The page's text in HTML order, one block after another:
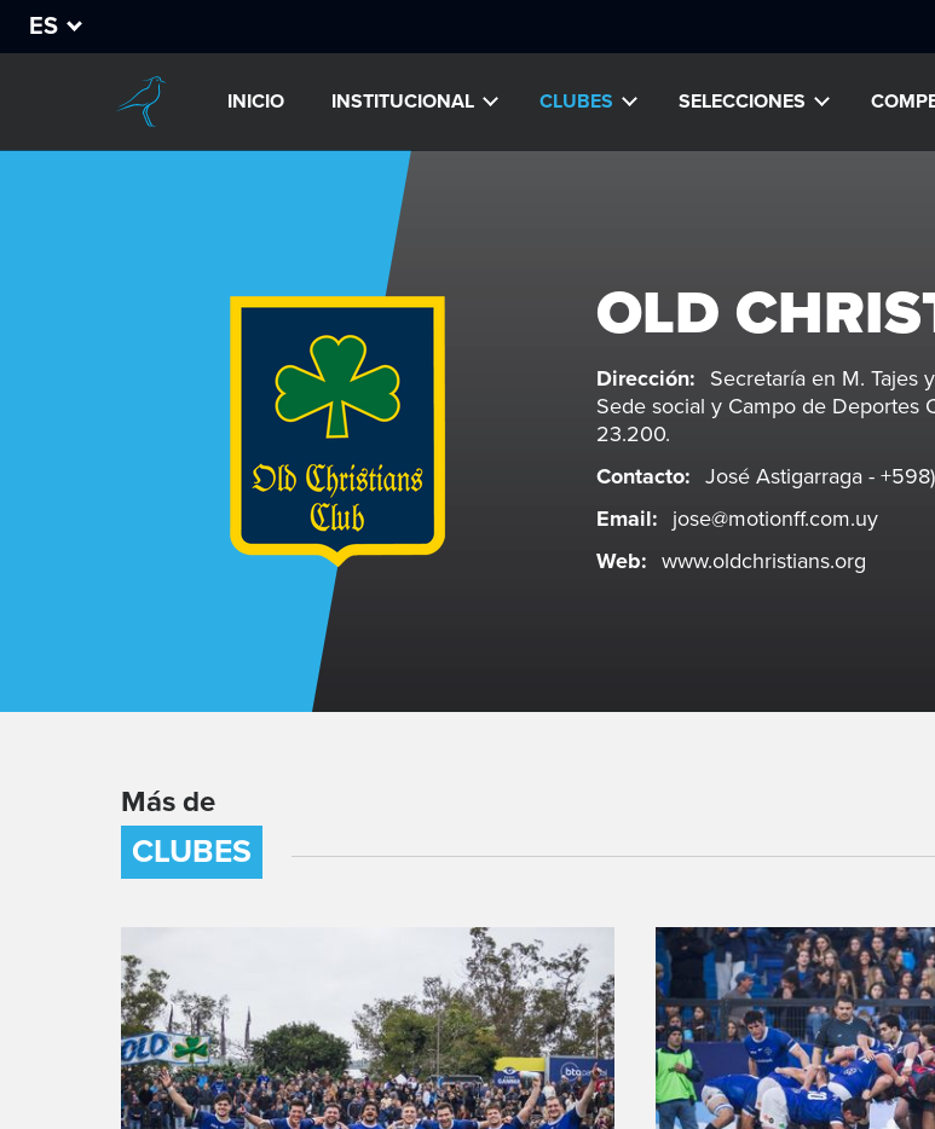
ES
INICIO INSTITUCIONAL CLUBES SELECCIONES
OLD
Dirección:
Secretaría en M. Tajes
Sede social y Campo de Deportes
23.200.
Contacto: José Astigarraga -
Email:
jose@motionff.com.uy
Web: www.oldchristians.org
Más de
CLUBES